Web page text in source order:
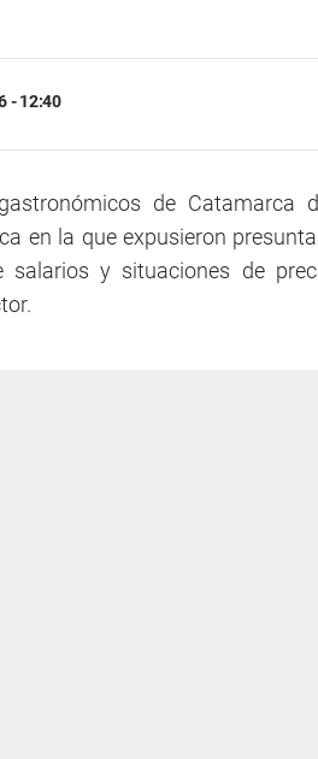
- 12:40
de Catamarca
en la que expusieron
y situaciones de